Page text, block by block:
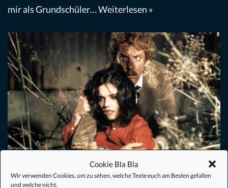
Cookie Bla Bla
Wir verwenden Cookies, um zu sehen, welche Texte euch am Besten gefallen
und welche nicht.
mir als Grundschüler…Weiterlesen »
Die Körperfresser kommen (1978) –